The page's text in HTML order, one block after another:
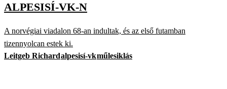
ALPESISÍ-VK-N
A norvégiai viadalon 68-an indultak, és az első futamban
tizennyolcan estek ki.
Leitgeb Richardalpesisí-vkműlesiklás